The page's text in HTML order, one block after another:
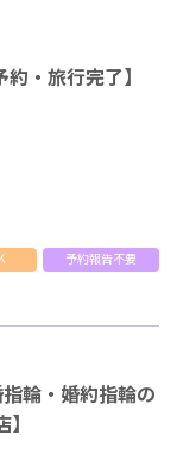
・旅行完了】
予約報告不要
輪・婚約指輪の